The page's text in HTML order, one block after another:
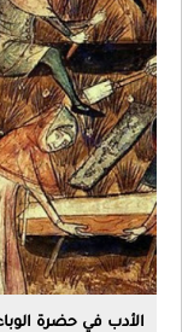
الأدب في حضرة